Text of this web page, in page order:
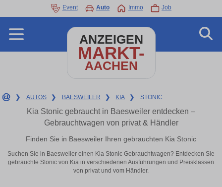
Event Auto Immo Job
ANZEIGEN
MARKT-
AACHEN
❯ AUTOS ❯ BAESWEILER ❯ KIA ❯ STONIC
Kia Stonic gebraucht in Baesweiler entdecken –
Gebrauchtwagen von privat & Händler
Finden Sie in Baesweiler Ihren gebrauchten Kia Stonic
Suchen Sie in Baesweiler einen Kia Stonic Gebrauchtwagen? Entdecken Sie
gebrauchte Stonic von Kia in verschiedenen Ausführungen und Preisklassen
von privat und vom Händler.